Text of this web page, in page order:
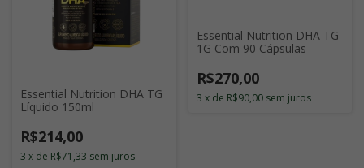
Essential Nutrition DHA TG
Líquido 150ml
R$214,00
3 x de R$71,33 sem juros
Essential Nutrition DHA TG
1G Com 90 Cápsulas
R$270,00
3 x de R$90,00 sem juros